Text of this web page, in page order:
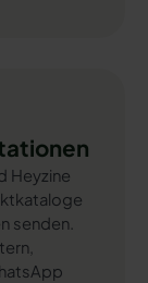
Heyzine
senden.